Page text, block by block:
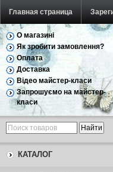
Главная страница
О магазині
Як зробити замовлення?
Оплата
Доставка
Відео майстер-класи
Запрошуємо на майстер-
класи
КАТАЛОГ